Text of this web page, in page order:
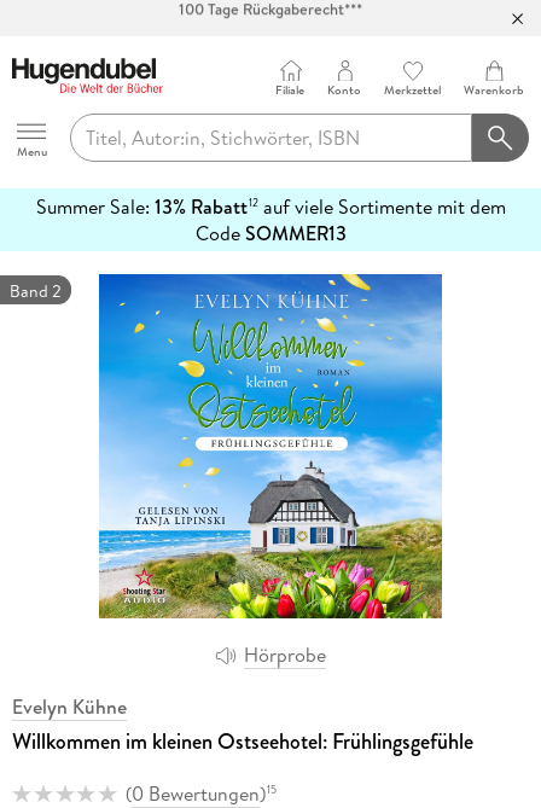
Abholung in über 100 Filialen
Hugendubel
Menu
Filiale Konto Merkzettel Warenkorb
Summer Sale: 13% Rabatt12auf viele Sortimente mit dem
CodeSOMMER13
erfahren
Hörprobe
Band 2
Evelyn Kühne
Willkommen im kleinen Ostseehotel: Frühlingsgefühle
(0 Bewertungen)15